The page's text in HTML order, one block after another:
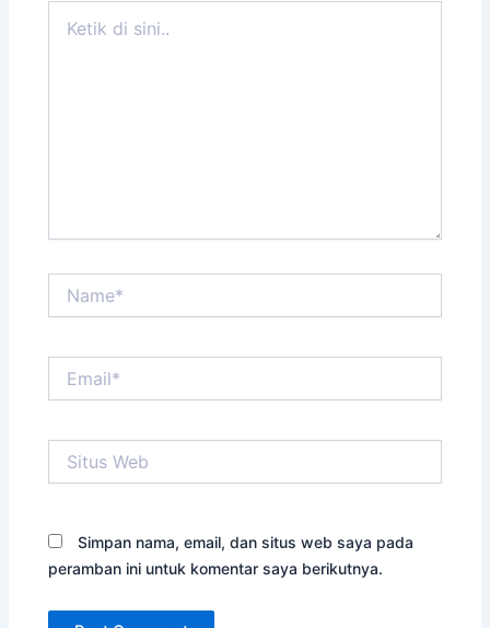
Web
Simpan nama, email, dan situs web saya pada
peramban ini untuk komentar saya berikutnya.